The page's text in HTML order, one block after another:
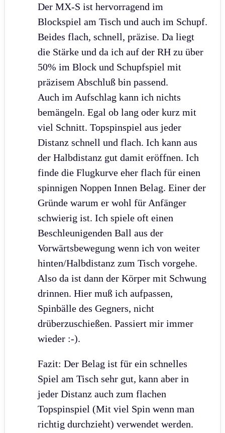
Der MX-S ist hervorragend im
Blockspiel am Tisch und auch im Schupf.
Beides flach, schnell, präzise. Da liegt
die Stärke und da ich auf der RH zu über
50% im Block und Schupfspiel mit
präzisem Abschluß bin passend.
Auch im Aufschlag kann ich nichts
bemängeln. Egal ob lang oder kurz mit
viel Schnitt. Topspinspiel aus jeder
Distanz schnell und flach. Ich kann aus
der Halbdistanz gut damit eröffnen. Ich
finde die Flugkurve eher flach für einen
spinnigen Noppen Innen Belag. Einer der
Gründe warum er wohl für Anfänger
schwierig ist. Ich spiele oft einen
Beschleunigenden Ball aus der
Vorwärtsbewegung wenn ich von weiter
hinten/Halbdistanz zum Tisch vorgehe.
Also da ist dann der Körper mit Schwung
drinnen. Hier muß ich aufpassen,
Spinbälle des Gegners, nicht
drüberzuschießen. Passiert mir immer
wieder :-).
Fazit: Der Belag ist für ein schnelles
Spiel am Tisch sehr gut, kann aber in
jeder Distanz auch zum flachen
Topspinspiel (Mit viel Spin wenn man
richtig durchzieht) verwendet werden.